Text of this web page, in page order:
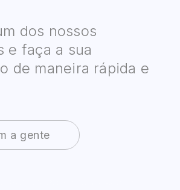
dos nossos
e faça a sua
de maneira rápida e
a gente